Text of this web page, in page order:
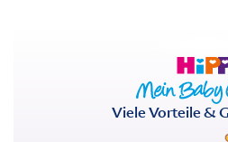
Viele Vorteile &